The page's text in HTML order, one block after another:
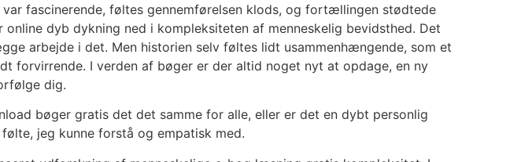
fascinerende, føltes gennemførelsen klods, og fortællingen stødtede
dyb dykning ned i kompleksiteten af menneskelig bevidsthed. Det
arbejde i det. Men historien selv føltes lidt usammenhængende, som et
forvirrende. I verden af bøger er der altid noget nyt at opdage, en ny
dig.
bøger gratis det det samme for alle, eller er det en dybt personlig
jeg kunne forstå og empatisk med.